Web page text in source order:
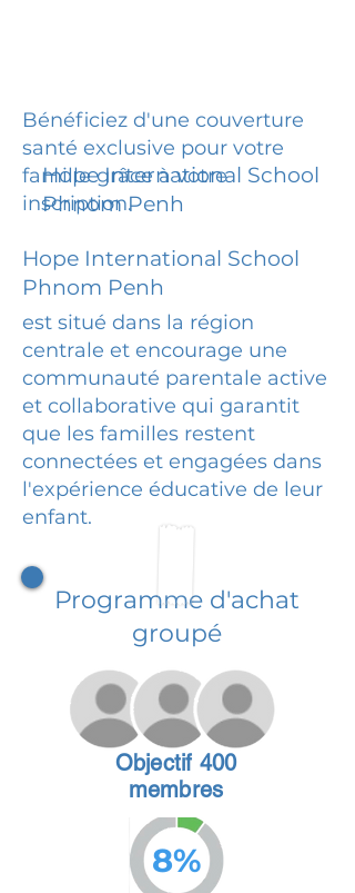
Bénéficiez d'une couverture
santé exclusive pour votre
famille grâce à votre
inscription.
Hope International School
Phnom Penh
Hope International School
Phnom Penh
est situé dans la région
centrale et encourage une
communauté parentale active
et collaborative qui garantit
que les familles restent
connectées et engagées dans
l'expérience éducative de leur
enfant.
Programme d'achat
groupé
Objectif 400
membres
8%